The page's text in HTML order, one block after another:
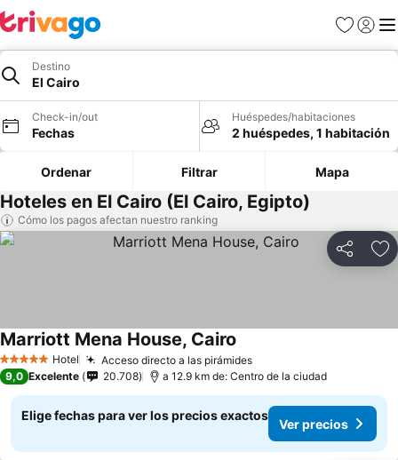
Favoritos
Iniciar
Destino
El Cairo
Check-in/out
Fechas
Huéspedes/habitaciones
2 huéspedes, 1 habitación
Ordenar Filtrar Mapa
Hoteles en El Cairo (El Cairo, Egipto)
Cómo los pagos afectan nuestro ranking
Compartir
5 Estrellas Hotel Acceso directo a las pirámides
Marriott Mena House, Cairo
9,0 Excelente 20.708 a 12.9 km de: Centro de la ciudad
Elige fechas para ver los precios exactos
Ver precios